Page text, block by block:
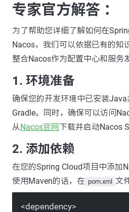
专家官方解答 ：
为了帮助您详细了解如何在
Nacos，我们可以依据已有的知
整合Nacos作为配置中心和服务
1. 环境准备
确保您的开发环境中已安装
Gradle。同时，确保可以访问
从Nacos官网 下载并启动Nacos
2. 添加依赖
在您的Spring Cloud项目中添加
使用Maven的话，在 pom.xml 文
<dependency>